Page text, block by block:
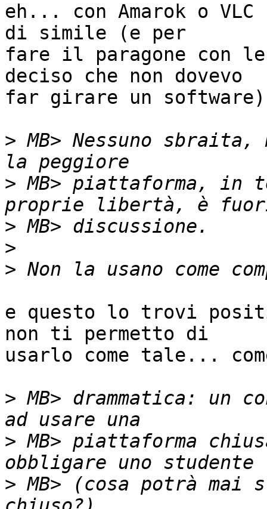
eh... con Amarok o
di simile (e per
fare il paragone con le
deciso che non dovevo
far girare un software)
> MB> Nessuno
> MB> piattaforma, in
>
>
>
e questo lo trovi
non ti permetto di
usarlo come tale...
> MB> drammatica: un
> MB> piattaforma
> MB> (cosa potrà